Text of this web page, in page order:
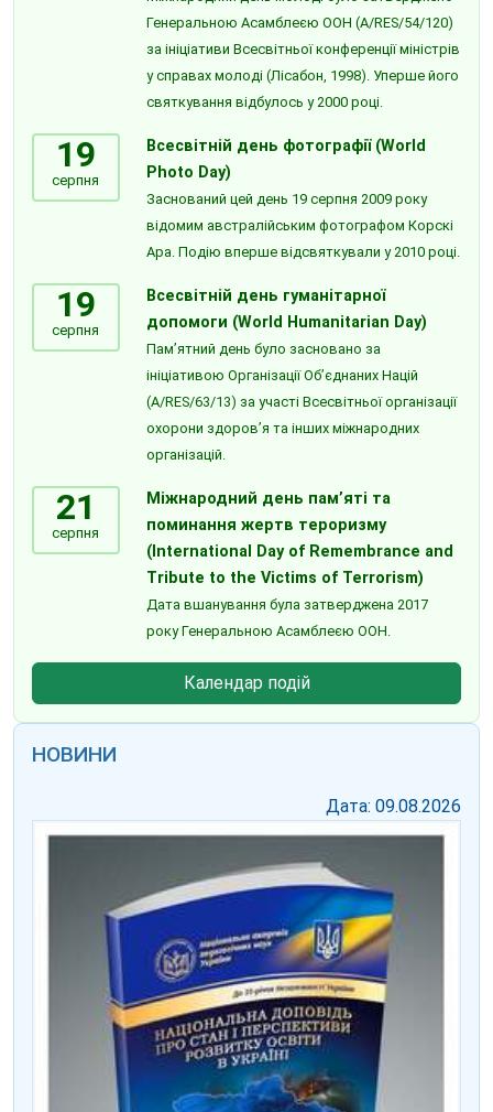
Генеральною Асамблеєю ООН (A/RES/54/120)
за ініціативи Всесвітньої конференції міністрів
у справах молоді (Лісабон, 1998). Уперше його
святкування відбулось у 2000 році.
19
серпня
Всесвітній день фотографії (World
Photo Day)
Заснований цей день 19 серпня 2009 року
відомим австралійським фотографом Корскі
Ара. Подію вперше відсвяткували у 2010 році.
19
серпня
Всесвітній день гуманітарної
допомоги (World Humanitarian Day)
Пам’ятний день було засновано за
ініціативою Організації Об’єднаних Націй
(A/RES/63/13) за участі Всесвітньої організації
охорони здоров’я та інших міжнародних
організацій.
21
серпня
Міжнародний день пам’яті та
поминання жертв тероризму
(International Day of Remembrance and
Tribute to the Victims of Terrorism)
Дата вшанування була затверджена 2017
року Генеральною Асамблеєю ООН.
Календар подій
НОВИНИ
Дата: 09.08.2026